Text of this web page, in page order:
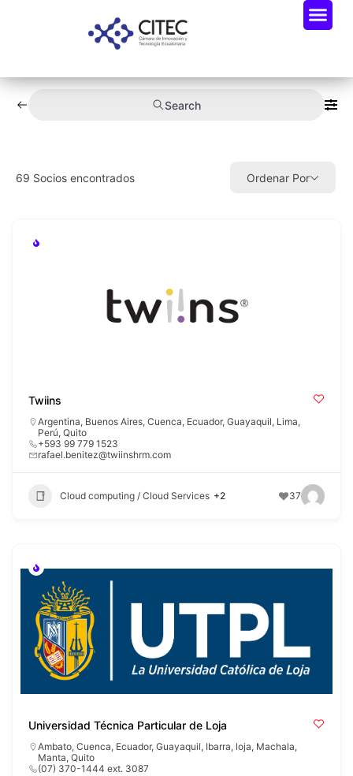
Search
69 Socios encontrados Ordenar Por
Twiins
Argentina, Buenos Aires, Cuenca, Ecuador, Guayaquil, Lima,
Perú, Quito
+593 99 779 1523
rafael.benitez@twiinshrm.com
Cloud computing / Cloud Services +2 37
Universidad Técnica Particular de Loja
Ambato, Cuenca, Ecuador, Guayaquil, Ibarra, loja, Machala,
Manta, Quito
(07) 370-1444 ext. 3087